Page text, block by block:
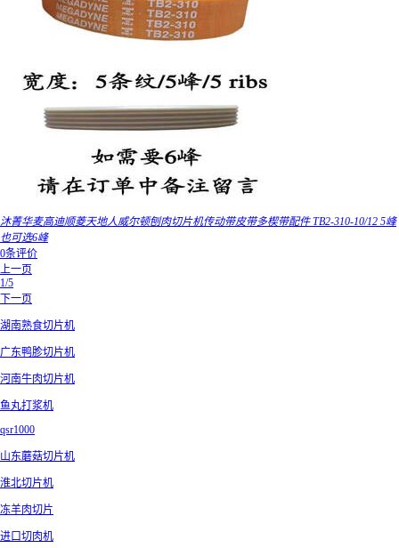
沐菁华麦高迪顺菱天地人威尔顿刨肉切片机传动带皮带多楔带配件 TB2-310-10/12 5峰
也可选6峰
0条评价
上一页
1/5
下一页
湖南熟食切片机
广东鸭胗切片机
河南牛肉切片机
鱼丸打浆机
qsr1000
山东蘑菇切片机
淮北切片机
冻羊肉切片
进口切肉机